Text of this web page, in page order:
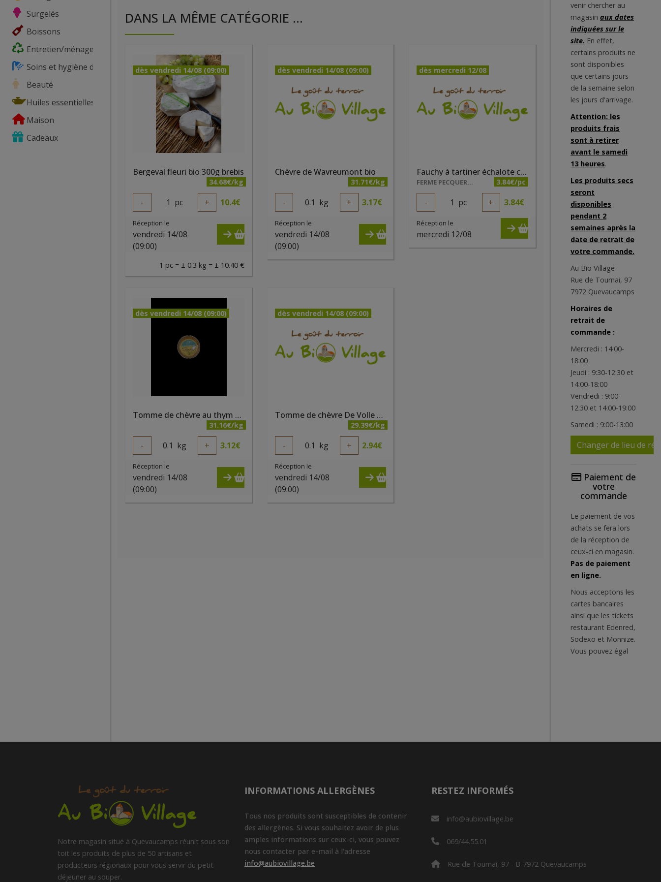
Surgelés
Boissons
Entretien/ménage
Soins et hygiène du corps
Beauté
Huiles essentielles
Maison
Cadeaux
DANS LA MÊME CATÉGORIE ...
dès vendredi 14/08 (09:00)
Bergeval fleuri bio 300g brebis
34.68€/kg
- 1 pc + 10.4€
Réception le
vendredi 14/08
(09:00)
1 pc = ± 0.3 kg = ± 10.40 €
dès vendredi 14/08 (09:00)
Chèvre de Wavreumont bio
31.71€/kg
- 0.1 kg + 3.17€
Réception le
vendredi 14/08
(09:00)
dès mercredi 12/08
Fauchy à tartiner échalote ciboulette 150g
FERME PECQUEREAU 3.84€/pc
- 1 pc + 3.84€
Réception le
mercredi 12/08
dès vendredi 14/08 (09:00)
Tomme de chèvre au thym bio - Fromagerie du Bairsoû
31.16€/kg
- 0.1 kg + 3.12€
Réception le
vendredi 14/08
(09:00)
dès vendredi 14/08 (09:00)
Tomme de chèvre De Volle Maan bio
29.39€/kg
- 0.1 kg + 2.94€
Réception le
vendredi 14/08
(09:00)
venir chercher au
magasin aux dates
indiquées sur le
site. En effet,
certains produits ne
sont disponibles
que certains jours
de la semaine selon
les jours d'arrivage.
Attention: les
produits frais
sont à retirer
avant le samedi
13 heures.
Les produits secs
seront
disponibles
pendant 2
semaines après la
date de retrait de
votre commande.
Au Bio Village
Rue de Tournai, 97
7972 Quevaucamps
Horaires de
retrait de
commande :
Mercredi : 14:00-
18:00
Jeudi : 9:30-12:30 et
14:00-18:00
Vendredi : 9:00-
12:30 et 14:00-19:00
Samedi : 9:00-13:00
Changer de lieu de
Paiement de
votre
commande
Le paiement de vos
achats se fera lors
de la réception de
ceux-ci en magasin.
Pas de paiement
en ligne.
Nous acceptons les
cartes bancaires
ainsi que les tickets
restaurant Edenred,
Sodexo et Monnize.
Vous pouvez égal
Notre magasin situé à Quevaucamps réunit sous son
toit les produits de plus de 50 artisans et
producteurs régionaux pour vous servir du petit
déjeuner au souper.
INFORMATIONS ALLERGÈNES
Tous nos produits sont susceptibles de contenir
des allergènes. Si vous souhaitez avoir de plus
amples informations sur ceux-ci, vous pouvez
nous contacter par e-mail à l'adresse
info@aubiovillage.be
RESTEZ INFORMÉS
info@aubiovillage.be
069/44.55.01
Rue de Tournai, 97 - B-7972 Quevaucamps